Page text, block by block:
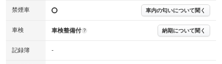
※実際にお渡しするコンディションチェックシートにつきましては、形式
※グー鑑定の評価はあくまでも記載している鑑定日の鑑定結果となりま
す。車両情報等の詳細は各販売店へお問い合わせ下さい。
禁煙車 車内の匂いについて聞く
車検 車検整備付 ? 納期について聞く
記録簿 -